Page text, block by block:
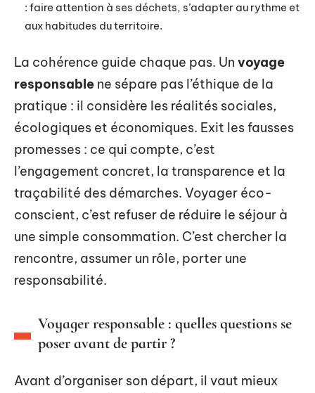
: faire attention à ses déchets, s’adapter au rythme et
aux habitudes du territoire.
La cohérence guide chaque pas. Un voyage
responsable ne sépare pas l’éthique de la
pratique : il considère les réalités sociales,
écologiques et économiques. Exit les fausses
promesses : ce qui compte, c’est
l’engagement concret, la transparence et la
traçabilité des démarches. Voyager éco-
conscient, c’est refuser de réduire le séjour à
une simple consommation. C’est chercher la
rencontre, assumer un rôle, porter une
responsabilité.
Voyager responsable : quelles questions se
poser avant de partir ?
Avant d’organiser son départ, il vaut mieux